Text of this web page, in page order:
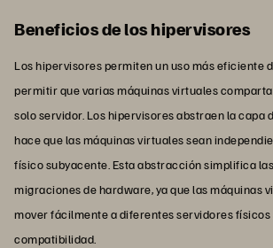
Beneficios de los hipervisores
Los hipervisores permiten un uso más eficiente
permitir que varias máquinas virtuales
solo servidor. Los hipervisores abstraen la capa
hace que las máquinas virtuales sean
físico subyacente. Esta abstracción simplifica
migraciones de hardware, ya que las máquinas
mover fácilmente a diferentes servidores físicos
compatibilidad.